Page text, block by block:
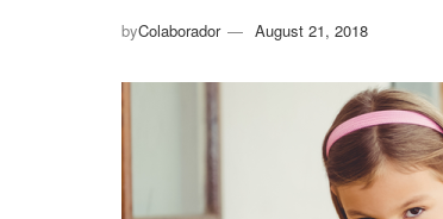
byColaborador August 21, 2018